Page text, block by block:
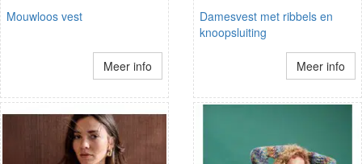
Mouwloos vest
Meer info
Damesvest met ribbels en
knoopsluiting
Meer info